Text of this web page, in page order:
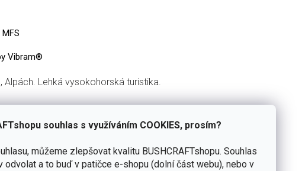
souhlas s využíváním COOKIES, prosím?
můžeme zlepšovat kvalitu BUSHCRAFTshopu. Souhlas
odvolat a to buď v patičce e-shopu (dolní část webu), nebo v
Vibram®
Alpách. Lehká vysokohorská turistika.